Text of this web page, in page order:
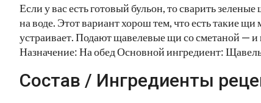
Если у вас есть готовый бульон, то сварить
на воде. Этот вариант хорош тем, что есть такие
устраивает. Подают щавелевые щи со сметаной —
Назначение: На обед Основной ингредиент:
Состав / Ингредиенты